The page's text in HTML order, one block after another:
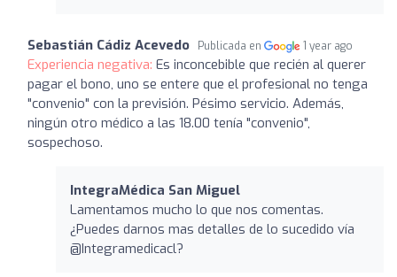
Sebastián Cádiz Acevedo Publicada en 1 year ago
Experiencia negativa: Es inconcebible que recién al querer
pagar el bono, uno se entere que el profesional no tenga
"convenio" con la previsión. Pésimo servicio. Además,
ningún otro médico a las 18.00 tenía "convenio",
sospechoso.
IntegraMédica San Miguel
Lamentamos mucho lo que nos comentas.
¿Puedes darnos mas detalles de lo sucedido vía
@Integramedicacl?